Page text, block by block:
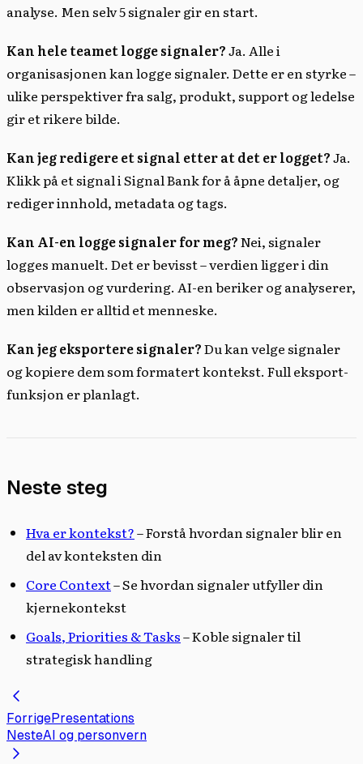
analyse. Men selv 5 signaler gir en start.
Kan hele teamet logge signaler?Ja. Alle i
organisasjonen kan logge signaler. Dette er en styrke –
ulike perspektiver fra salg, produkt, support og ledelse
gir et rikere bilde.
Kan jeg redigere et signal etter at det er logget?Ja.
Klikk på et signal i Signal Bank for å åpne detaljer, og
rediger innhold, metadata og tags.
Kan AI-en logge signaler for meg?Nei, signaler
logges manuelt. Det er bevisst – verdien ligger i din
observasjon og vurdering. AI-en beriker og analyserer,
men kilden er alltid et menneske.
Kan jeg eksportere signaler?Du kan velge signaler
og kopiere dem som formatert kontekst. Full eksport-
funksjon er planlagt.
Neste steg
Hva er kontekst?– Forstå hvordan signaler blir en
del av konteksten din
Core Context– Se hvordan signaler utfyller din
kjernekontekst
Goals, Priorities & Tasks– Koble signaler til
strategisk handling
ForrigePresentations
NesteAI og personvern